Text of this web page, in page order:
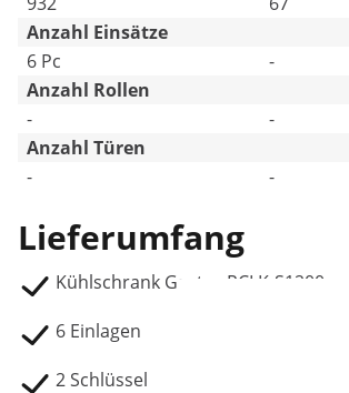
Anzahl Einsätze
6 Pc
-
Anzahl Rollen
-
-
Anzahl Türen
-
-
Lieferumfang
Kühlschrank Gastro RCLK-S1200
6 Einlagen
2 Schlüssel